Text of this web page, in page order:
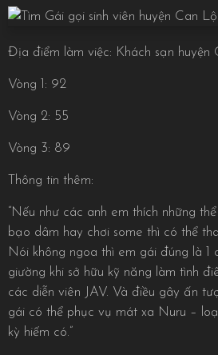
Địa điểm làm việc: Khách sạn huyện
Vòng 1: 92
Vòng 2: 55
Vòng 3: 89
Thông tin thêm:
“Nếu như các anh em thích những
bạo dâm hay chơi some thì có thể
Nói không ngoa thì em gái đúng là 1
giường khi sở hữu kỹ năng làm tình
các diễn viên JAV. Và điều gây ấn
gái có thể phục vụ mát xa Nuru –
kỳ hiếm có.”